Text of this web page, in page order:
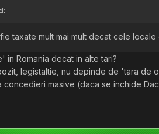
taxate mult mai mult decat cele
in Romania decat in alte tari?
legistaltie, nu depinde de 'tara de
masive (daca se inchide